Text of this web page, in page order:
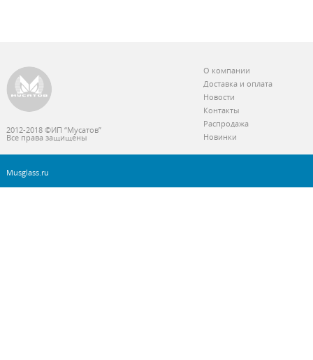
2012-2018 ©ИП “Мусатов”
Все права защищены
О компании
Доставка и оплата
Новости
Контакты
Распродажа
Новинки
Musglass.ru